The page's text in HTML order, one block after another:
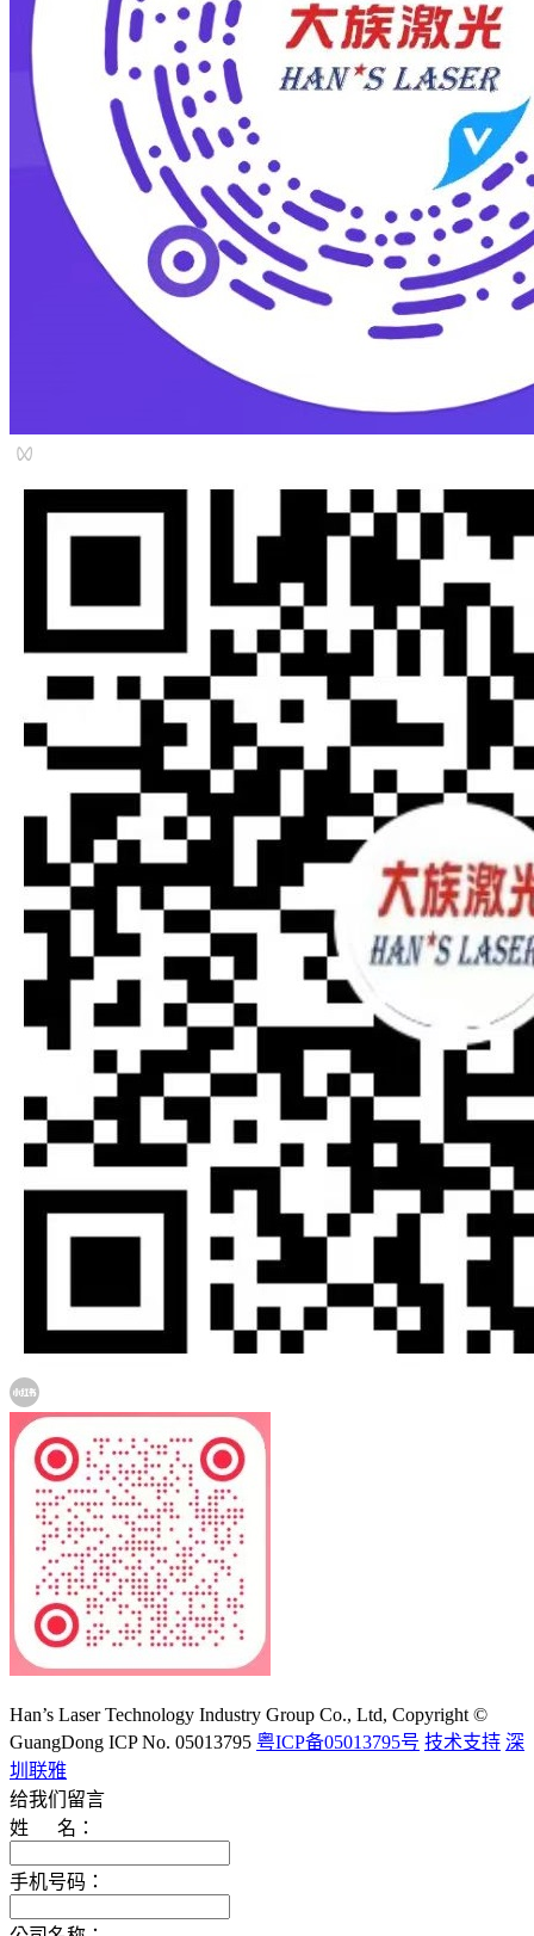
Han’s Laser Technology Industry Group Co., Ltd, Copyright ©
GuangDong ICP No. 05013795 粤ICP备05013795号 技术支持 深
圳联雅
给我们留言
姓 名：
手机号码：